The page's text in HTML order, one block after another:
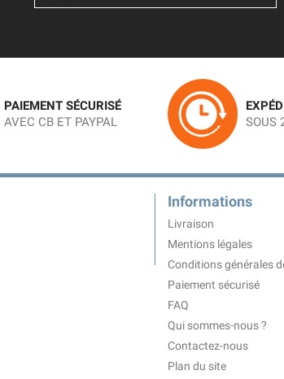
PAIEMENT SÉCURISÉ
AVEC CB ET PAYPAL
SOUS
Informations
Livraison
Mentions légales
Conditions générales
Paiement sécurisé
FAQ
Qui sommes-nous ?
Contactez-nous
Plan du site